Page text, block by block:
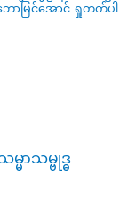
မြင်အောင် ရှုတတ်ပါ
ာသမ္ဗုဒ္ဓ